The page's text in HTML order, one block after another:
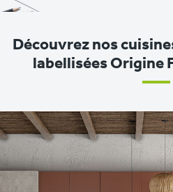
Découvrez nos
labellisées Origine